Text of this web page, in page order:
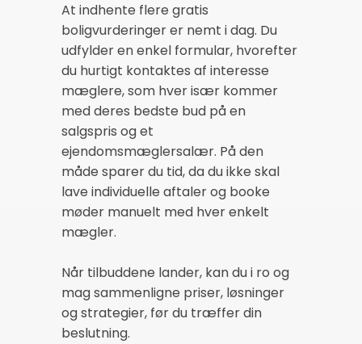
At indhente flere gratis
boligvurderinger er nemt i dag. Du
udfylder en enkel formular, hvorefter
du hurtigt kontaktes af interesse
mæglere, som hver især kommer
med deres bedste bud på en
salgspris og et
ejendomsmæglersalær. På den
måde sparer du tid, da du ikke skal
lave individuelle aftaler og booke
møder manuelt med hver enkelt
mægler.
Når tilbuddene lander, kan du i ro og
mag sammenligne priser, løsninger
og strategier, før du træffer din
beslutning.